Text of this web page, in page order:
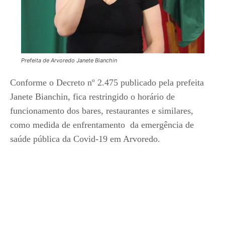
Prefeita de Arvoredo Janete Bianchin
Conforme o Decreto nº 2.475 publicado pela prefeita
Janete Bianchin, fica restringido o horário de
funcionamento dos bares, restaurantes e similares,
como medida de enfrentamento da emergência de
saúde pública da Covid-19 em Arvoredo.